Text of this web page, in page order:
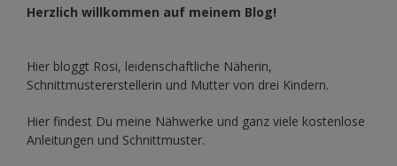
Herzlich willkommen auf meinem Blog!
Hier bloggt Rosi, leidenschaftliche Näherin,
Schnittmustererstellerin und Mutter von drei Kindern.
Hier findest Du meine Nähwerke und ganz viele kostenlose
Anleitungen und Schnittmuster.